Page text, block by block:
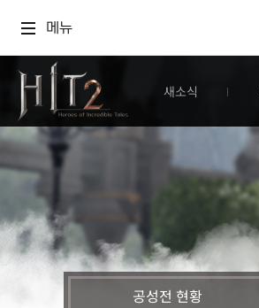
메뉴
새소식
공성전 현황